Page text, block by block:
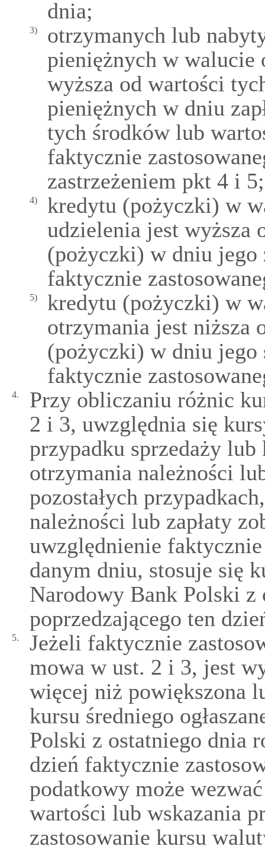
dnia;
3)
otrzymanych lub
pieniężnych w walucie
wyższa od wartości
pieniężnych w dniu
tych środków lub
faktycznie
zastrzeżeniem pkt 4 i 5;
4)
kredytu (pożyczki) w
udzielenia jest wyższa
(pożyczki) w dniu jego
faktycznie
5)
kredytu (pożyczki) w
otrzymania jest niższa
(pożyczki) w dniu jego
faktycznie
4.
Przy obliczaniu różnic
2 i 3, uwzględnia się
przypadku sprzedaży
otrzymania należności
pozostałych
należności lub zapłaty
uwzględnienie
danym dniu, stosuje się
Narodowy Bank Polski z
poprzedzającego ten
5.
Jeżeli faktycznie
mowa w ust. 2 i 3, jest
więcej niż powiększona
kursu średniego
Polski z ostatniego dnia
dzień faktycznie
podatkowy może
wartości lub wskazania
zastosowanie kursu